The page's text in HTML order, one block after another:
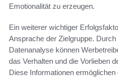
Emotionalität zu erzeugen.
Ein weiterer wichtiger
Ansprache der Zielgruppe.
Datenanalyse können
das Verhalten und die Vorlieben
Diese Informationen